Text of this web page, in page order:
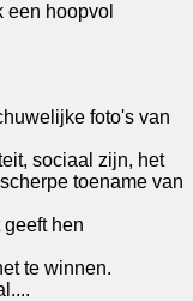
een hoopvol
foto's van
sociaal zijn, het
toename van
hen
te winnen.